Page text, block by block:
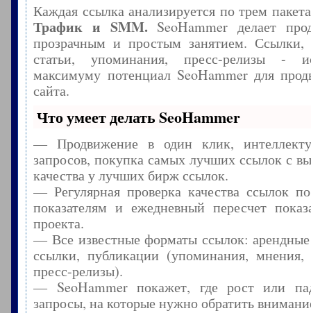
Каждая ссылка анализируется по трем
Трафик и SMM.SeoHammer делает
прозрачным и простым занятием. Ссылки,
статьи, упоминания, пресс-релизы -
максимуму потенциал SeoHammer для
сайта.
Что умеет делать SeoHammer
— Продвижение в один клик,
запросов, покупка самых лучших ссылок с
качества у лучших бирж ссылок.
— Регулярная проверка качества ссылок
показателям и ежедневный пересчет
проекта.
— Все известные форматы ссылок:
ссылки, публикации (упоминания, мнения,
пресс-релизы).
— SeoHammer покажет, где рост или
запросы, на которые нужно обратить